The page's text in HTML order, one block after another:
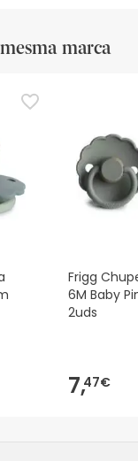
marca
Frigg
6M Baby
2uds
7,47€